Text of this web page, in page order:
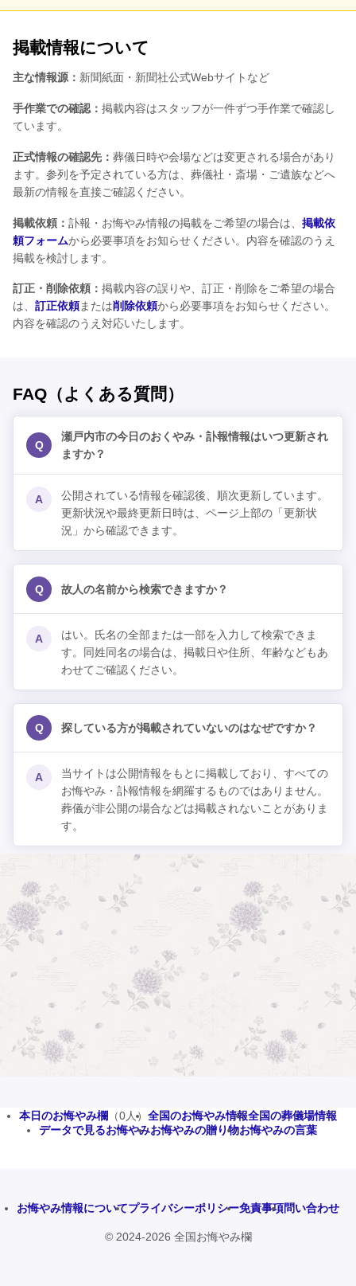
掲載情報について
主な情報源： 新聞紙面・新聞社公式Webサイトなど
手作業での確認： 掲載内容はスタッフが一件ずつ手作業で確認し
ています。
正式情報の確認先： 葬儀日時や会場などは変更される場合があり
ます。参列を予定されている方は、葬儀社・斎場・ご遺族などへ
最新の情報を直接ご確認ください。
掲載依頼： 訃報・お悔やみ情報の掲載をご希望の場合は、 掲載依
頼フォームから必要事項をお知らせください。内容を確認のうえ
掲載を検討します。
訂正・削除依頼： 掲載内容の誤りや、訂正・削除をご希望の場合
は、 訂正依頼または削除依頼から必要事項をお知らせください。
内容を確認のうえ対応いたします。
FAQ（よくある質問）
Q
瀬戸内市の今日のおくやみ・訃報情報はいつ更新され
ますか？
A
公開されている情報を確認後、順次更新しています。
更新状況や最終更新日時は、ページ上部の「更新状
況」から確認できます。
Q 故人の名前から検索できますか？
A
はい。氏名の全部または一部を入力して検索できま
す。同姓同名の場合は、掲載日や住所、年齢などもあ
わせてご確認ください。
Q 探している方が掲載されていないのはなぜですか？
A
当サイトは公開情報をもとに掲載しており、すべての
お悔やみ・訃報情報を網羅するものではありません。
葬儀が非公開の場合などは掲載されないことがありま
す。
本日のお悔やみ欄 （0人） 全国のお悔やみ情報全国の葬儀場情報
データで見るお悔やみお悔やみの贈り物お悔やみの言葉
お悔やみ情報についてプライバシーポリシー免責事項問い合わせ
© 2024-2026 全国お悔やみ欄